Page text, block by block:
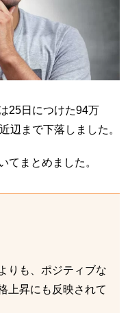
25日につけた94万
辺まで下落しました。
てまとめました。
りも、ポジティブな
上昇にも反映されて